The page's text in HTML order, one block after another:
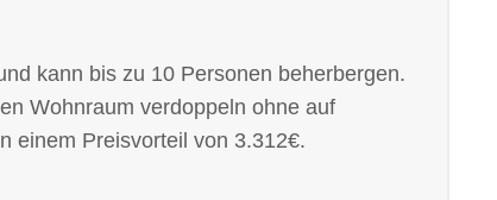
kann bis zu 10 Personen beherbergen.
Wohnraum verdoppeln ohne auf
einem Preisvorteil von 3.312€.